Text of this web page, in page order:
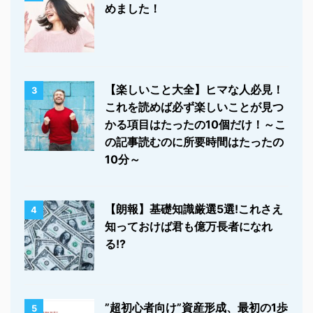
めました！
3
【楽しいこと大全】ヒマな人必見！
これを読めば必ず楽しいことが見つ
かる項目はたったの10個だけ！～こ
の記事読むのに所要時間はたったの
10分～
4
【朗報】基礎知識厳選5選!これさえ
知っておけば君も億万長者になれ
る!?
5 ”超初心者向け”資産形成、最初の1歩